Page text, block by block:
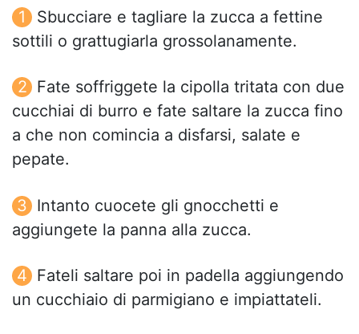
Sbucciare e tagliare la zucca a fettine
sottili o grattugiarla grossolanamente.
Fate soffriggete la cipolla tritata con due
cucchiai di burro e fate saltare la zucca fino
a che non comincia a disfarsi, salate e
pepate.
Intanto cuocete gli gnocchetti e
aggiungete la panna alla zucca.
Fateli saltare poi in padella aggiungendo
un cucchiaio di parmigiano e impiattateli.